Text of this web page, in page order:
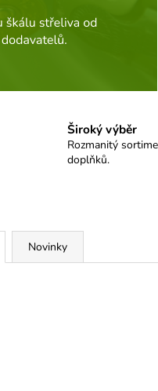
Široký výběr
Rozmanitý
doplňků.
Novinky